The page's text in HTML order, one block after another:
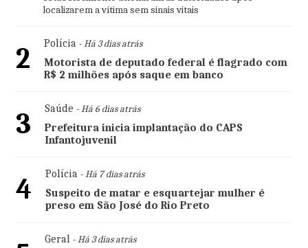
localizarem a vítima sem sinais vitais
2 Polícia- Há 3 dias atrás
Motorista de deputado federal é flagrado com
R$ 2 milhões após saque em banco
3 Saúde - Há 6 dias atrás
Prefeitura inicia implantação do CAPS
Infantojuvenil
4 Polícia- Há 7 dias atrás
Suspeito de matar e esquartejar mulher é
preso em São José do Rio Preto
Geral- Há 3 dias atrás